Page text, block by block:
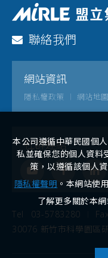
聯絡我們
網站資訊
社群連結
本公司遵循中華民國個
私並確保您的個人資料
策，以遵循該個人
隱私權聲明 。本網站使
了解更多關於本